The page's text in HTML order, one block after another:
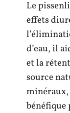
Le
effets
d’eau, il
et la
source
minéraux,
bénéfique